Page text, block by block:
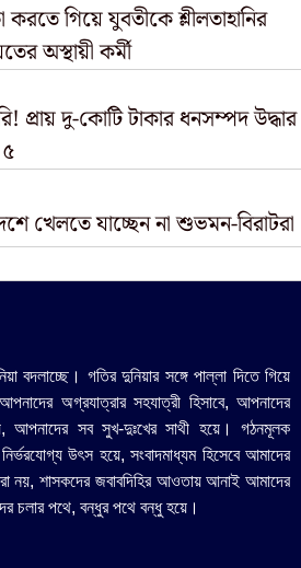
গিয়ে যুবতীকে শ্লীলতাহানির
অস্থায়ী কর্মী
প্রায় দু-কোটি টাকার ধনসম্পদ উদ্ধার
খেলতে যাচ্ছেন না শুভমন-বিরাটরা
বদলাচ্ছে। গতির দুনিয়ার সঙ্গে পাল্লা দিতে গিয়ে
অগ্রযাত্রার সহযাত্রী হিসাবে, আপনাদের
আপনাদের সব সুখ-দুঃখের সাথী হয়ে। গঠনমূলক
উ‍ৎস হয়ে, সংবাদমাধ্যম হিসেবে আমাদের
নয়, শাসকদের জবাবদিহির আওতায় আনাই আমাদের
চলার পথে, বন্ধুর পথে বন্ধু হয়ে।